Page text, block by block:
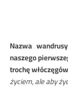
Nazwa
naszego
trochę włóczęgów
życiem, ale aby